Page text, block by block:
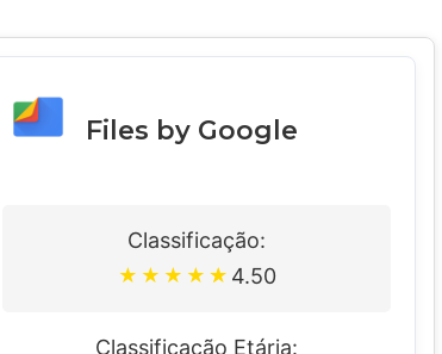
Files by Google
Classificação:
★ ★ ★ ★ ★ 4.50
Classificação Etária: